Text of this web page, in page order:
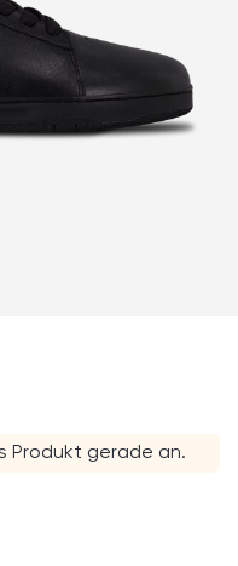
Produkt gerade an.